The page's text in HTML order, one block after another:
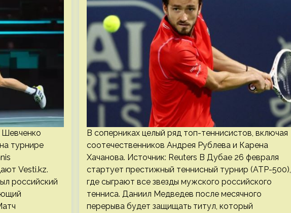
Шевченко
турнире
Vesti.kz.
российский
В соперниках целый ряд топ-теннисистов, включая
соотечественников Андрея Рублева и Карена
Хачанова. Источник: Reuters В Дубае 26 февраля
стартует престижный теннисный турнир (ATP-500),
где сыграют все звезды мужского российского
тенниса. Даниил Медведев после месячного
перерыва будет защищать титул, который